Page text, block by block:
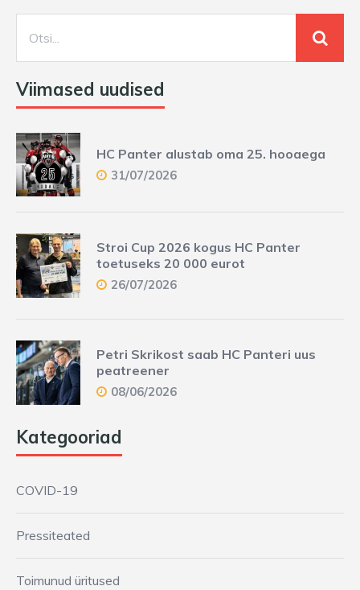
Viimased uudised
HC Panter alustab oma 25. hooaega
31/07/2026
Stroi Cup 2026 kogus HC Panter
toetuseks 20 000 eurot
26/07/2026
Petri Skrikost saab HC Panteri uus
peatreener
08/06/2026
Kategooriad
COVID-19
Pressiteated
Toimunud üritused